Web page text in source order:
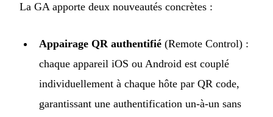
La GA apporte deux nouveautés concrètes :
Appairage QR authentifié (Remote Control) :
chaque appareil iOS ou Android est couplé
individuellement à chaque hôte par QR code,
garantissant une authentification un-à-un sans